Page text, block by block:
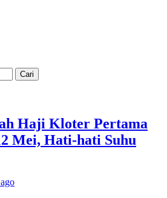
Haji Kloter Pertama
Mei, Hati-hati Suhu